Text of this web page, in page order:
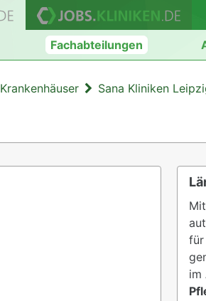
Fachabteilungen
Krankenhäuser Sana Kliniken
für
im